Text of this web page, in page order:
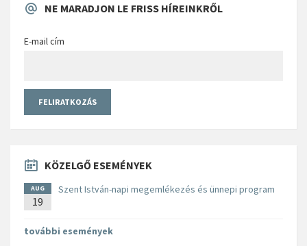
NE MARADJON LE FRISS HÍREINKRŐL
E-mail cím
KÖZELGŐ ESEMÉNYEK
AUG
19
Szent István-napi megemlékezés és ünnepi program
további események